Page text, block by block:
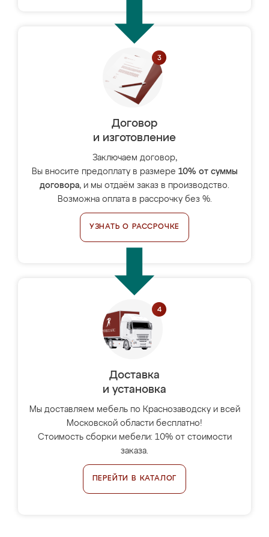
Договор
и изготовление
Заключаем договор,
Вы вносите предоплату в размере 10% от суммы
договора, и мы отдаём заказ в производство.
Возможна оплата в рассрочку без %.
УЗНАТЬ О РАССРОЧКЕ
Доставка
и установка
Мы доставляем мебель по Краснозаводску и всей
Московской области бесплатно!
Стоимость сборки мебели: 10% от стоимости
заказа.
ПЕРЕЙТИ В КАТАЛОГ